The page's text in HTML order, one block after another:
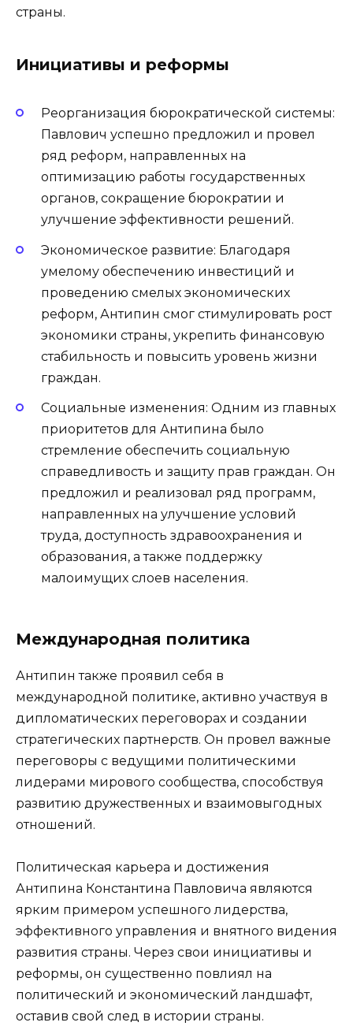
страны.
Инициативы и реформы
Реорганизация бюрократической системы:
Павлович успешно предложил и провел
ряд реформ, направленных на
оптимизацию работы государственных
органов, сокращение бюрократии и
улучшение эффективности решений.
Экономическое развитие: Благодаря
умелому обеспечению инвестиций и
проведению смелых экономических
реформ, Антипин смог стимулировать рост
экономики страны, укрепить финансовую
стабильность и повысить уровень жизни
граждан.
Социальные изменения: Одним из главных
приоритетов для Антипина было
стремление обеспечить социальную
справедливость и защиту прав граждан. Он
предложил и реализовал ряд программ,
направленных на улучшение условий
труда, доступность здравоохранения и
образования, а также поддержку
малоимущих слоев населения.
Международная политика
Антипин также проявил себя в
международной политике, активно участвуя в
дипломатических переговорах и создании
стратегических партнерств. Он провел важные
переговоры с ведущими политическими
лидерами мирового сообщества, способствуя
развитию дружественных и взаимовыгодных
отношений.
Политическая карьера и достижения
Антипина Константина Павловича являются
ярким примером успешного лидерства,
эффективного управления и внятного видения
развития страны. Через свои инициативы и
реформы, он существенно повлиял на
политический и экономический ландшафт,
оставив свой след в истории страны.